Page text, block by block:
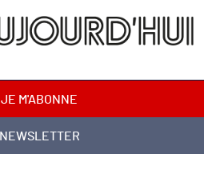
JE M'ABONNE
NEWSLETTER